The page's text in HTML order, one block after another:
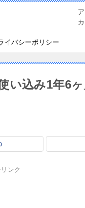
イバシーポリシー
い込み1年6
ンク